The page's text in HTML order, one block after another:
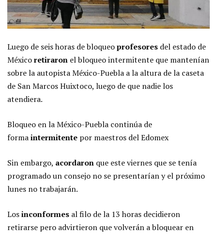
Luego de seis horas de bloqueoprofesores del estado de
Méxicoretiraron el bloqueo intermitente que mantenían
sobre la autopista México-Puebla a la altura de la caseta
de San Marcos Huixtoco, luego de que nadie los
atendiera.
Bloqueo en la México-Puebla continúa de
formaintermitente por maestros del Edomex
Sin embargo, acordaron que este viernes que se tenía
programado un consejo no se presentarían y el próximo
lunes no trabajarán.
Losinconformes al filo de la 13 horas decidieron
retirarse pero advirtieron que volverán a bloquear en